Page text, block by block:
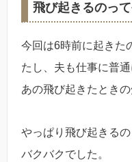
飛び起きるのっ
今回は6時前に起きた
たし、夫も仕事に普
あの飛び起きたときの
やっぱり飛び起きる
バクバクでした。